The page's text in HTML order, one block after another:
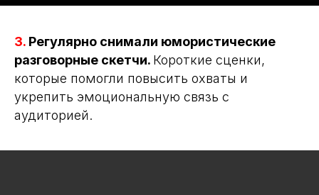
3. Регулярно снимали юмористические
разговорные скетчи. Короткие сценки,
которые помогли повысить охваты и
укрепить эмоциональную связь с
аудиторией.